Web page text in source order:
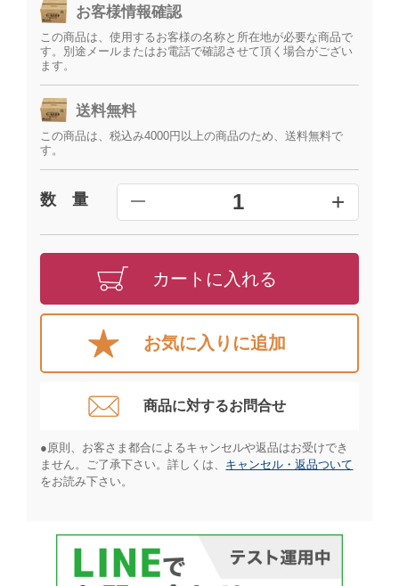
お客様情報確認
この商品は、使用するお客様の名称と所在地が必要な商品で
す。別途メールまたはお電話で確認させて頂く場合がござい
ます。
送料無料
この商品は、税込み4000円以上の商品のため、送料無料で
す。
数 量 ━ 1 +
カートに入れる
お気に入りに追加
商品に対するお問合せ​
●原則、お客さま都合によるキャンセルや返品はお受けでき
ません。ご了承下さい。詳しくは、 キャンセル・返品ついて
をお読み下さい。​